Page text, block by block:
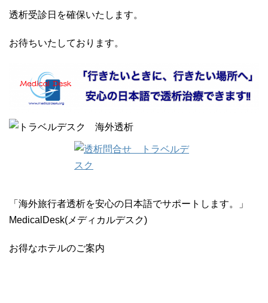
透析受診日を確保いたします。
お待ちいたしております。
「海外旅行者透析を安心の日本語でサポートします。」
MedicalDesk(メディカルデスク)
お得なホテルのご案内